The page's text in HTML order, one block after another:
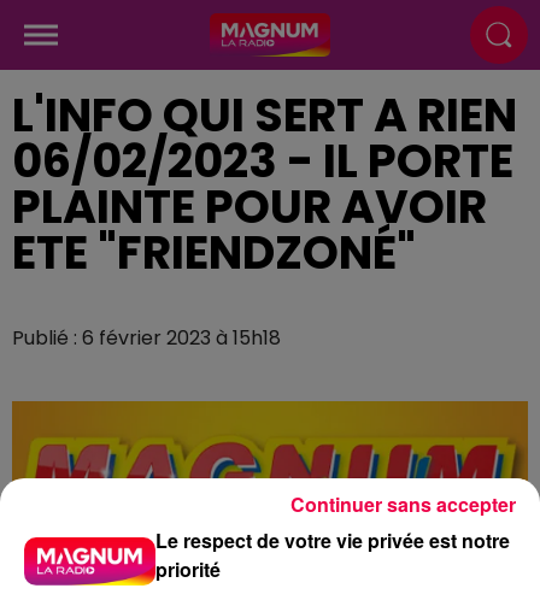
L'INFO QUI SERT A RIEN
06/02/2023 - IL PORTE
PLAINTE POUR AVOIR
ETE "FRIENDZONÉ"
Publié : 6 février 2023 à 15h18
Le respect de votre vie privée est notre
priorité
Continuer sans accepter